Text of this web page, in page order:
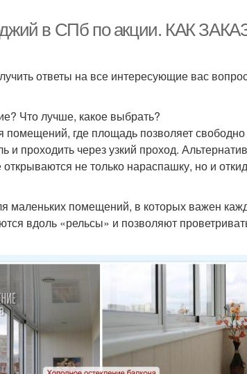
в СПб по акции. КАК
ответы на все интересующие вас
Что лучше, какое выбрать?
где площадь позволяет
и проходить через узкий проход.
не только нараспашку, но и
маленьких помещений, в которых важен
вдоль «рельсы» и позволяют